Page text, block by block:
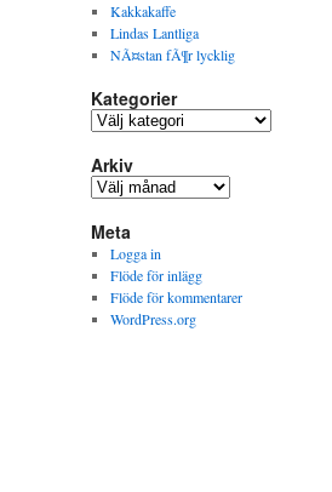
Kakkakaffe
Lindas Lantliga
NÃ¤stan fÃ¶r lycklig
Kategorier
K
t
o
r
i
e
r
Arkiv
A
k
i
v
Meta
Logga in
Flöde för inlägg
Flöde för kommentarer
WordPress.org